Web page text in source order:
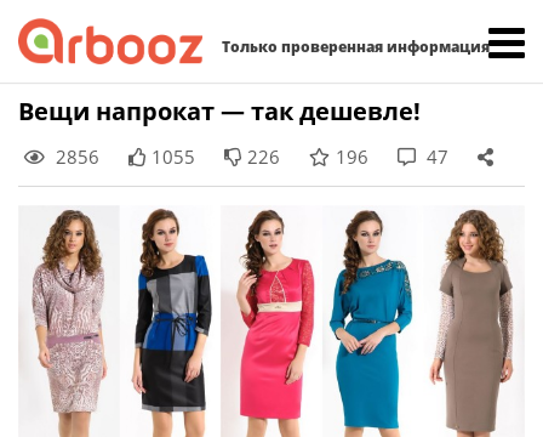
Только проверенная информация
Skip
content
Вещи напрокат — так дешевле!
2856 1055 226 196 47
Найти: